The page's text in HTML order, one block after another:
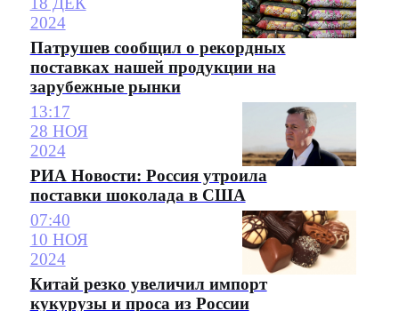
2024
Патрушев сообщил о рекордных
поставках нашей продукции на
зарубежные рынки
13:17
28 НОЯ
2024
РИА Новости: Россия утроила
поставки шоколада в США
07:40
10 НОЯ
2024
Китай резко увеличил импорт
кукурузы и проса из России